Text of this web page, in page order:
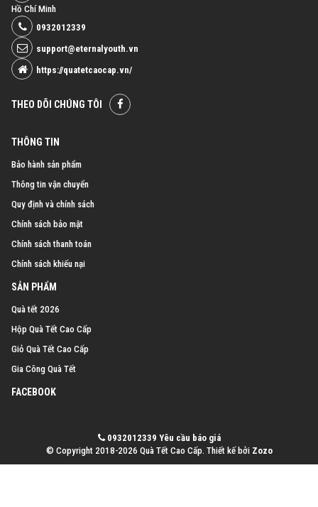
Hồ Chí Minh
0932012339
support@eternalyouth.vn
https://quatetcaocap.vn/
THEO DÕI CHÚNG TÔI
THÔNG TIN
Bảo hành sản phẩm
Thông tin vận chuyển
Quy định và chính sách
Chính sách bảo mật
Chính sách thanh toán
Chính sách khiếu nại
SẢN PHẨM
Quà tết 2026
Hộp Quà Tết Cao Cấp
Giỏ Quà Tết Cao Cấp
Gia Công Quà Tết
FACEBOOK
0932012339 Yêu cầu báo giá
© Copyright 2018-2026 Quà Tết Cao Cấp. Thiết kế bởi Zozo